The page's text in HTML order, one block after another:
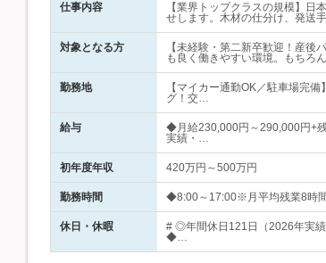
仕事内容
【業界トップクラスの規模】
せします。木材の仕分け、発送
対象となる方
【未経験・第二新卒歓迎！産
も良く働きやすい環境。もちろ
勤務地
【マイカー通勤OK／駐車場完
グ！交…
給与
◆月給230,000円～290,000円+
実績・…
初年度年収 420万円～500万円
勤務時間 ◆8:00～17:00※月平均残業8時
休日・休暇
# ◎年間休日121日（2026年実
◆…